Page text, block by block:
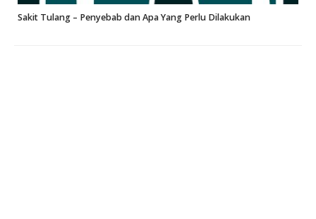
Sakit Tulang – Penyebab dan Apa Yang Perlu Dilakukan